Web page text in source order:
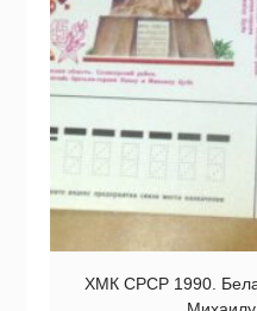
ХМК СРСР 1990.